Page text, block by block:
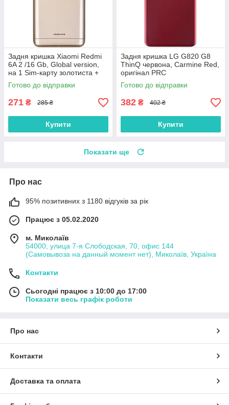
Задня кришка Xiaomi Redmi
6A 2 /16 Gb, Global version,
на 1 Sim-карту золотиста +
скло камери
Готово до відправки
271 ₴ 285 ₴
Купити
Задня кришка LG G820 G8
ThinQ червона, Carmine Red,
оригінал PRC
Готово до відправки
382 ₴ 402 ₴
Купити
Показати ще
Про нас
95% позитивних з 1180 відгуків за рік
Працює з 05.02.2020
м. Миколаїв
54000, улица 7-я Слободская, 70, офис 144
(Самовывоза на данный момент нет), Миколаїв, Україна
Контакти
Сьогодні працює з 10:00 до 17:00
Показати весь графік роботи
Про нас
Контакти
Доставка та оплата